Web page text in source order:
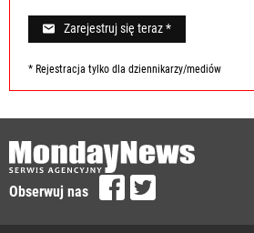
Zarejestruj się teraz *
* Rejestracja tylko dla dziennikarzy/mediów
Obserwuj nas